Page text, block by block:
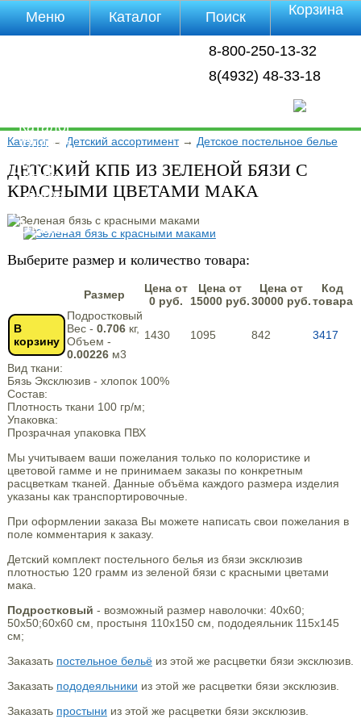
8-800-250-13-32
8(4932) 48-33-18
Каталог→ Детский ассортимент→ Детское постельное белье
ДЕТСКИЙ КПБ ИЗ ЗЕЛЕНОЙ БЯЗИ С
КРАСНЫМИ ЦВЕТАМИ МАКА
Выберите размер и количество товара:
Размер
Цена от
0 руб.
Цена от
15000 руб.
Цена от
30000 руб.
Код
товара
В
корзину
Подростковый
Вес - 0.706кг,
Объем -
0.00226м3
1430 1095 842 3417
Вид ткани:
Бязь Эксклюзив - хлопок 100%
Состав:
Плотность ткани 100 гр/м;
Упаковка:
Прозрачная упаковка ПВХ
Мы учитываем ваши пожелания только по колористике и
цветовой гамме и не принимаем заказы по конкретным
расцветкам тканей. Данные объёма каждого размера изделия
указаны как транспортировочные.
При оформлении заказа Вы можете написать свои пожелания в
поле комментария к заказу.
Детский комплект постельного белья из бязи эксклюзив
плотностью 120 грамм из зеленой бязи с красными цветами
мака.
Подростковый - возможный размер наволочки: 40х60;
50х50;60х60 см, простыня 110х150 см, пододеяльник 115х145
см;
Заказать постельное бельёиз этой же расцветки бязи эксклюзив.
Заказать пододеяльники из этой же расцветки бязи эксклюзив.
Заказать простыни из этой же расцветки бязи эксклюзив.
Меню
Каталог
Оплата
Доставка
Полезная
инфа
Магазины
Отзывы
Каталог Поиск Корзина